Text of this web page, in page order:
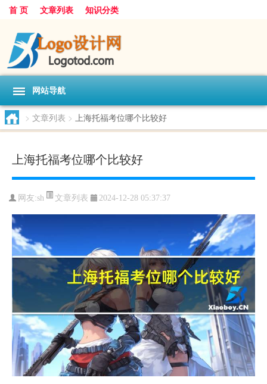
首 页 文章列表 知识分类
网站导航
> 文章列表 > 上海托福考位哪个比较好
上海托福考位哪个比较好
网友:sh 文章列表 2024-12-28 05:37:37